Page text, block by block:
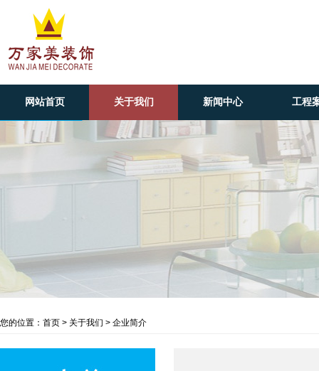
网站首页 关于我们 新闻中心 工程
您的位置：首页 > 关于我们 > 企业简介